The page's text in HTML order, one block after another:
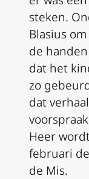
steken.
Blasius
de
dat het
zo
dat
Heer
februari
de Mis.